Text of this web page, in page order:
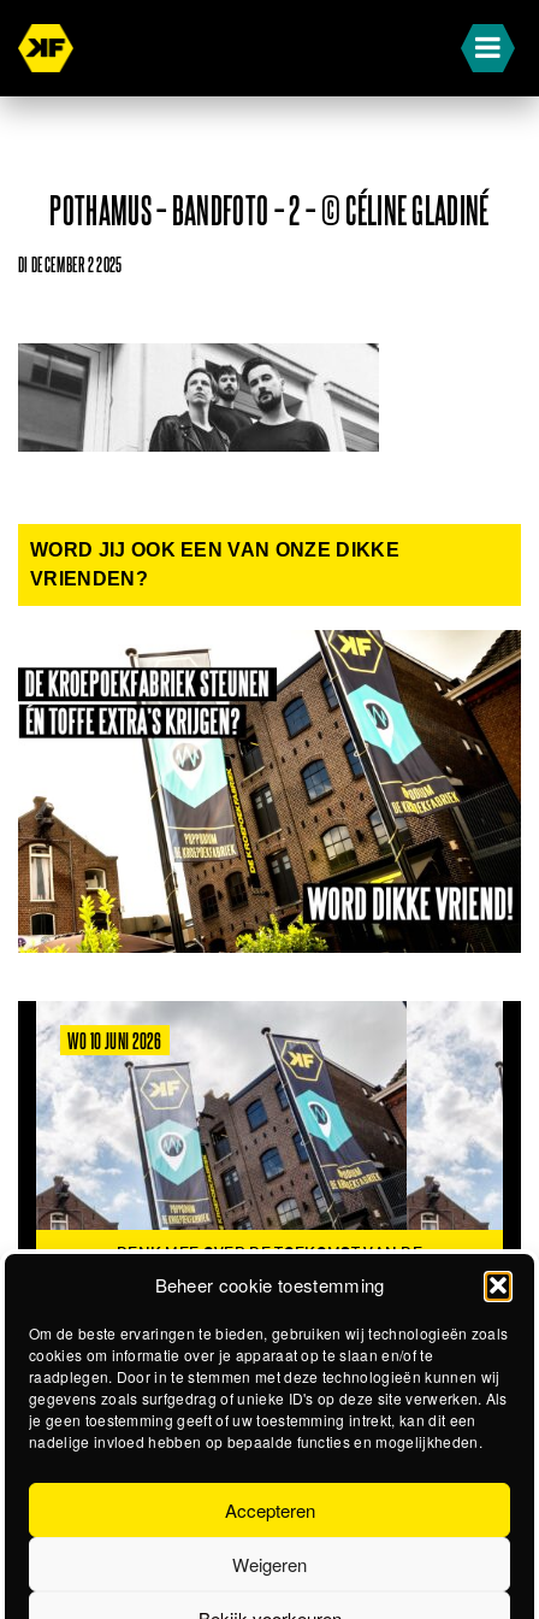
Beheer cookie toestemming
Om de beste ervaringen te bieden, gebruiken wij technologieën zoals
cookies om informatie over je apparaat op te slaan en/of te
raadplegen. Door in te stemmen met deze technologieën kunnen wij
gegevens zoals surfgedrag of unieke ID's op deze site verwerken. Als
je geen toestemming geeft of uw toestemming intrekt, kan dit een
nadelige invloed hebben op bepaalde functies en mogelijkheden.
Accepteren
Weigeren
POTHAMUS – BANDFOTO – 2 – © CÉLINE GLADINÉ
DI DECEMBER 2 2025
WORD JIJ OOK EEN VAN ONZE DIKKE
VRIENDEN?
WO 10 JUNI 2026
DENK MEE OVER DE TOEKOMST VAN DE
KROEPOEKFABRIEK